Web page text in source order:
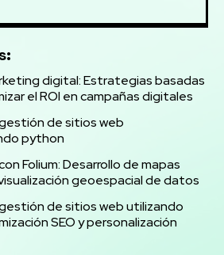
digital: Estrategias basadas
el ROI en campañas digitales
de sitios web
python
Folium: Desarrollo de mapas
geoespacial de datos
de sitios web utilizando
SEO y personalización